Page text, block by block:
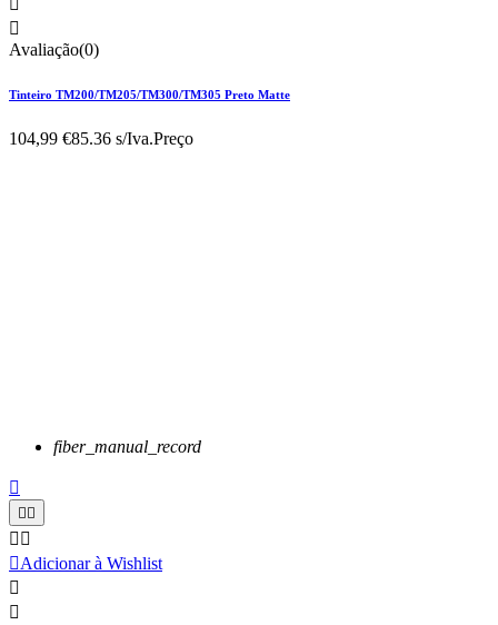

Avaliação(0)
Tinteiro TM200/TM205/TM300/TM305 Preto Matte
104,99 €85.36 s/Iva.Preço
fiber_manual_record

 
 
Adicionar à Wishlist

